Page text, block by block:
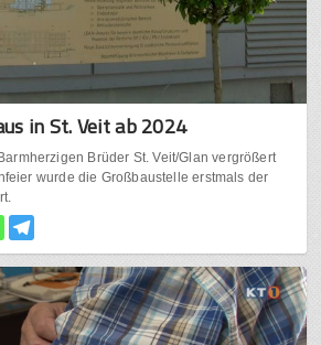
in St. Veit ab 2024
Brüder St. Veit/Glan vergrößert
wurde die Großbaustelle erstmals der